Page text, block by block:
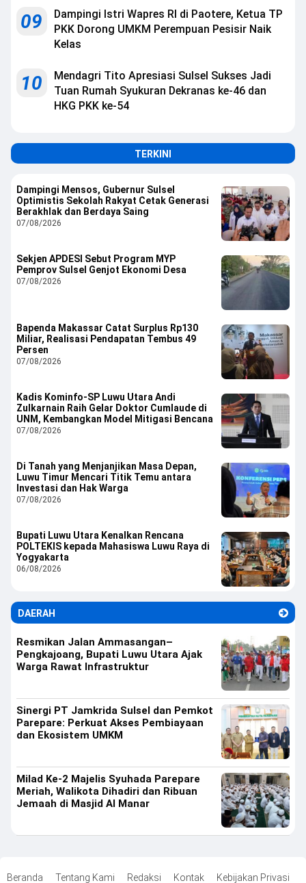
09
Dampingi Istri Wapres RI di Paotere, Ketua TP
PKK Dorong UMKM Perempuan Pesisir Naik
Kelas
10
Mendagri Tito Apresiasi Sulsel Sukses Jadi
Tuan Rumah Syukuran Dekranas ke-46 dan
HKG PKK ke-54
TERKINI
Dampingi Mensos, Gubernur Sulsel
Optimistis Sekolah Rakyat Cetak Generasi
Berakhlak dan Berdaya Saing
07/08/2026
Sekjen APDESI Sebut Program MYP
Pemprov Sulsel Genjot Ekonomi Desa
07/08/2026
Bapenda Makassar Catat Surplus Rp130
Miliar, Realisasi Pendapatan Tembus 49
Persen
07/08/2026
Kadis Kominfo-SP Luwu Utara Andi
Zulkarnain Raih Gelar Doktor Cumlaude di
UNM, Kembangkan Model Mitigasi Bencana
07/08/2026
Di Tanah yang Menjanjikan Masa Depan,
Luwu Timur Mencari Titik Temu antara
Investasi dan Hak Warga
07/08/2026
Bupati Luwu Utara Kenalkan Rencana
POLTEKIS kepada Mahasiswa Luwu Raya di
Yogyakarta
06/08/2026
DAERAH
Resmikan Jalan Ammasangan–
Pengkajoang, Bupati Luwu Utara Ajak
Warga Rawat Infrastruktur
Sinergi PT Jamkrida Sulsel dan Pemkot
Parepare: Perkuat Akses Pembiayaan
dan Ekosistem UMKM
Milad Ke-2 Majelis Syuhada Parepare
Meriah, Walikota Dihadiri dan Ribuan
Jemaah di Masjid Al Manar
Beranda Tentang Kami Redaksi Kontak Kebijakan Privasi